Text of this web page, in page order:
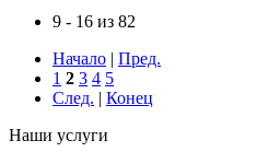
9 - 16 из 82
Начало | Пред.
1 2 3 4 5
След. | Конец
Наши услуги